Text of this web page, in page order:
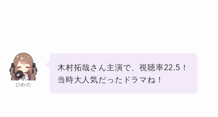
ひめの
木村拓哉さん主演で、視聴率22.5！
当時大人気だったドラマね！